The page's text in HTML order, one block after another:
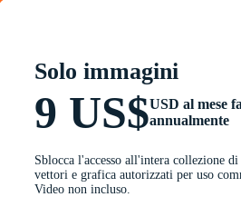
Solo immagini
9 US$USD al mese
annualmente
Sblocca l'accesso all'intera collezione di
vettori e grafica autorizzati per uso
Video non incluso.